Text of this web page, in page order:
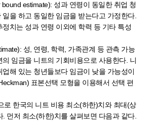
estimate): 성과 연령이 동일한 취업 청
을 하고 동일한 임금을 받는다고 가정한다.
치는 성과 연령 이외에 학력 등 기타 특성
성, 연령, 학력, 가족관계 등 관측 가능
임금을 니트의 기회비용으로 사용한다. 니
업해 있는 청년들보다 임금이 낮을 가능성이
표본선택 모형을 이용해서 선택 편
로 한국의 니트 비용 최소(하한)치와 최대(상
먼저 최소(하한)치를 살펴보면 다음과 같다.